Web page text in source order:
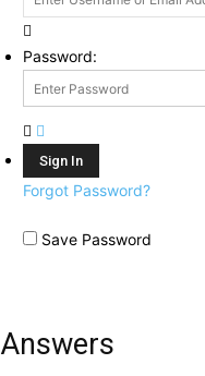
Password:
Forgot Password?
Save Password
Answers